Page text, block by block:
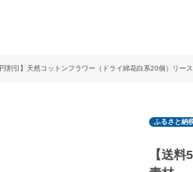
円割引】天然コットンフラワー（ドライ綿花白系20個）リー
ふるさと納
【送